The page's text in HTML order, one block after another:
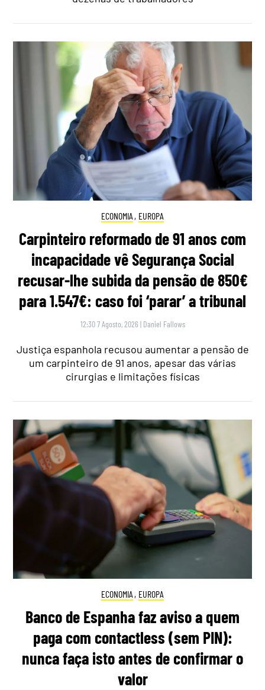
ECONOMIA , EUROPA
Carpinteiro reformado de 91 anos com
incapacidade vê Segurança Social
recusar-lhe subida da pensão de 850€
para 1.547€: caso foi ‘parar’ a tribunal
12:30 7 Agosto, 2026 | Daniel Fallows
Justiça espanhola recusou aumentar a pensão de
um carpinteiro de 91 anos, apesar das várias
cirurgias e limitações físicas
ECONOMIA , EUROPA
Banco de Espanha faz aviso a quem
paga com contactless (sem PIN):
nunca faça isto antes de confirmar o
valor